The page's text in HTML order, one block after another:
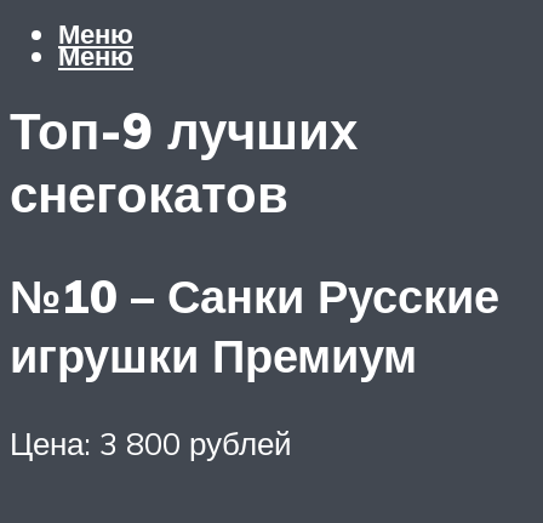
Меню
Меню
Топ-9 лучших
снегокатов
№10 – Санки Русские
игрушки Премиум
Цена: 3 800 рублей